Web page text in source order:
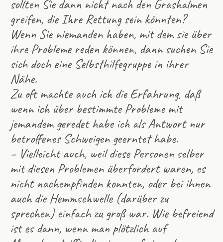
sollten Sie dann nicht nach den Grashalmen
greifen, die Ihre Rettung sein könnten?
Wenn Sie niemanden haben, mit dem sie über
ihre Probleme reden können, dann suchen Sie
sich doch eine Selbsthilfegruppe in ihrer
Nähe.
Zu oft machte auch ich die Erfahrung, daß
wenn ich über bestimmte Probleme mit
jemandem geredet habe ich als Antwort nur
betroffenes Schweigen geerntet habe.
– Vielleicht auch, weil diese Personen selber
mit diesen Problemen überfordert waren, es
nicht nachempfinden konnten, oder bei ihnen
auch die Hemmschwelle (darüber zu
sprechen) einfach zu groß war. Wie befreiend
ist es dann, wenn man plötzlich auf